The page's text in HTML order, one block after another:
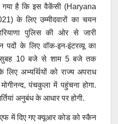
गया है कि इस वैकेंसी (Haryana
के लिए उम्मीदवारों का चयन
पुलिस की ओर से जारी
पदों के लिए वॉक-इन-इंटरव्यू का
10 बजे से शाम 5 बजे तक
अभ्यर्थियों को राज्य अपराध
पंचकुला में पहुंचना होगा.
अनुबंध के आधार पर होगी.
में दिए गए क्यूआर कोड को स्कैन